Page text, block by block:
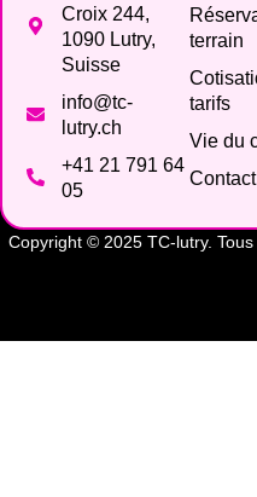
Croix 244,
1090 Lutry,
Suisse
info@tc-
lutry.ch
+41 21 791 64
05
terrain
tarifs
Vie du
Contact
Copyright © 2025 TC-lutry.